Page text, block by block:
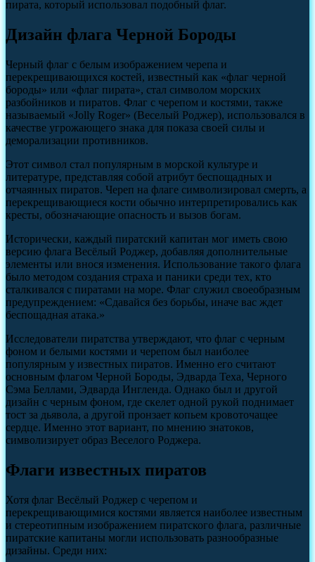
пирата, который использовал подобный флаг.
Дизайн флага Черной Бороды
Черный флаг с белым изображением черепа и
перекрещивающихся костей, известный как «флаг черной
бороды» или «флаг пирата», стал символом морских
разбойников и пиратов. Флаг с черепом и костями, также
называемый «Jolly Roger» (Веселый Роджер), использовался в
качестве угрожающего знака для показа своей силы и
деморализации противников.
Этот символ стал популярным в морской культуре и
литературе, представляя собой атрибут беспощадных и
отчаянных пиратов. Череп на флаге символизировал смерть, а
перекрещивающиеся кости обычно интерпретировались как
кресты, обозначающие опасность и вызов богам.
Исторически, каждый пиратский капитан мог иметь свою
версию флага Весёлый Роджер, добавляя дополнительные
элементы или внося изменения. Использование такого флага
было методом создания страха и паники среди тех, кто
сталкивался с пиратами на море. Флаг служил своеобразным
предупреждением: «Сдавайся без борьбы, иначе вас ждет
беспощадная атака.»
Исследователи пиратства утверждают, что флаг с черным
фоном и белыми костями и черепом был наиболее
популярным у известных пиратов. Именно его считают
основным флагом Черной Бороды, Эдварда Теха, Черного
Сэма Беллами, Эдварда Ингленда. Однако был и другой
дизайн с черным фоном, где скелет одной рукой поднимает
тост за дьявола, а другой пронзает копьем кровоточащее
сердце. Именно этот вариант, по мнению знатоков,
символизирует образ Веселого Роджера.
Флаги известных пиратов
Хотя флаг Весёлый Роджер с черепом и
перекрещивающимися костями является наиболее известным
и стереотипным изображением пиратского флага, различные
пиратские капитаны могли использовать разнообразные
дизайны. Среди них: